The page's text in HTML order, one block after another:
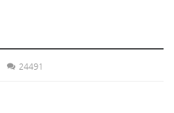
24491